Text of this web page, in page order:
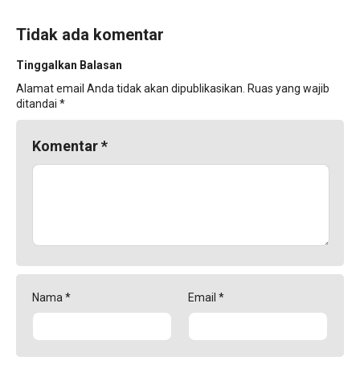
Tidak ada komentar
Tinggalkan Balasan
Alamat email Anda tidak akan dipublikasikan. Ruas yang wajib
ditandai *
Komentar*
Nama * Email *